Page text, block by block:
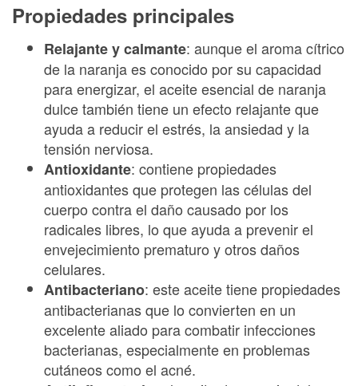
Propiedades principales
Relajante y calmante: aunque el aroma cítrico
de la naranja es conocido por su capacidad
para energizar, el aceite esencial de naranja
dulce también tiene un efecto relajante que
ayuda a reducir el estrés, la ansiedad y la
tensión nerviosa.
Antioxidante: contiene propiedades
antioxidantes que protegen las células del
cuerpo contra el daño causado por los
radicales libres, lo que ayuda a prevenir el
envejecimiento prematuro y otros daños
celulares.
Antibacteriano: este aceite tiene propiedades
antibacterianas que lo convierten en un
excelente aliado para combatir infecciones
bacterianas, especialmente en problemas
cutáneos como el acné.